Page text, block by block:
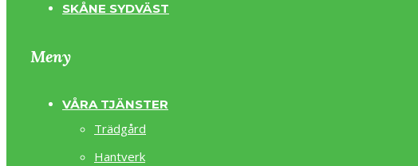
SKÅNE SYDVÄST
Meny
VÅRA TJÄNSTER
Trädgård
Hantverk